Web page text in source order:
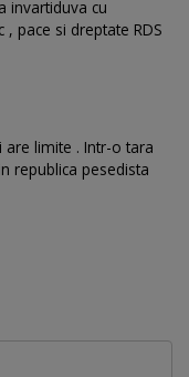
invartiduva cu
pace si dreptate RDS
limite . Intr-o tara
republica pesedista